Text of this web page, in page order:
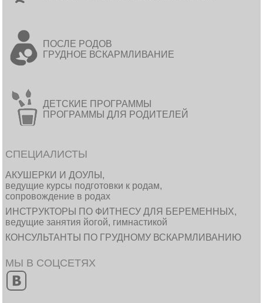
ПОСЛЕ РОДОВ
ГРУДНОЕ ВСКАРМЛИВАНИЕ
ДЕТСКИЕ ПРОГРАММЫ
ПРОГРАММЫ ДЛЯ РОДИТЕЛЕЙ
СПЕЦИАЛИСТЫ
АКУШЕРКИ И ДОУЛЫ,
ведущие курсы подготовки к родам,
сопровождение в родах
ИНСТРУКТОРЫ ПО ФИТНЕСУ ДЛЯ БЕРЕМЕННЫХ,
ведущие занятия йогой, гимнастикой
КОНСУЛЬТАНТЫ ПО ГРУДНОМУ ВСКАРМЛИВАНИЮ
МЫ В СОЦСЕТЯХ